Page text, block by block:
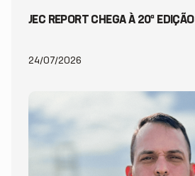
JEC REPORT CHEGA À 20ª EDIÇÃO
24/07/2026